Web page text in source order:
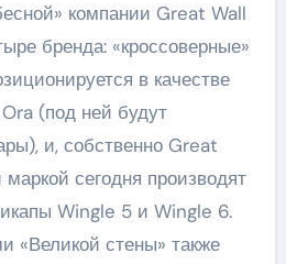
бренда: «кроссоверные»
в качестве
(под ней будут
и, собственно Great
сегодня производят
Wingle 5 и Wingle 6.
«Великой стены» также